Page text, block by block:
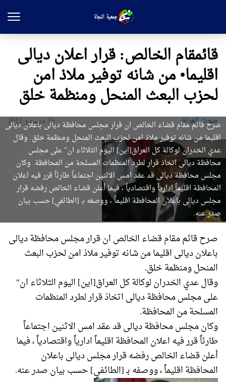
قائمقام الخالص: قرار اعلان ديالى
اقليما• من شانه توفير ملاذ امن
لحزب البعث المنحل ومنظمة خلق
صوت العراق 19 ديسمبر 2011
صرح قائم مقام قضاء الخالص ان قرار مجلس محافظة ديالى باعلان ديالى
اقليما من شانه توفير ملاذ امن لحزب البعث المنحل ومنظمة خلق. وقال
عدي الخدران لوكالة كل العراق[اين] اليوم الثلاثاء ان" على مجلس
محافظة ديالى اتخاذ قرار لطرد المنظمات المسلحة من المحافظة. وكان
مجلس محافظة ديالى قد عقد امس الاثنين اجتماعاً طارئاً قرر فيه اعلان
المحافظة اقليماً ادارياً واقتصادياً ، فيما أعلن قضاء الخالص رفضه قرار
مجلس ديالى باعلان المحافظة اقليماً ، ووصفه بـ [الطائفي] حسب بيان
صدر عنه.
صرح قائم مقام قضاء الخالص ان قرار مجلس محافظة ديالى
باعلان ديالى اقليما من شانه توفير ملاذ امن لحزب البعث
المنحل ومنظمة خلق.
وقال عدي الخدران لوكالة كل العراق[اين] اليوم الثلاثاء ان"
على مجلس محافظة ديالى اتخاذ قرار لطرد المنظمات
المسلحة من المحافظة.
وكان مجلس محافظة ديالى قد عقد امس الاثنين اجتماعاً
طارئاً قرر فيه اعلان المحافظة اقليماً ادارياً واقتصادياً ، فيما
أعلن قضاء الخالص رفضه قرار مجلس ديالى باعلان
المحافظة اقليماً ، ووصفه بـ [الطائفي] حسب بيان صدر عنه.